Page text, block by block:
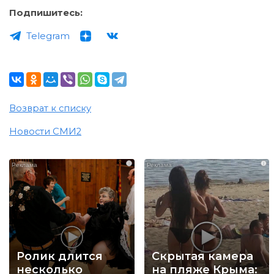
Подпишитесь:
Telegram
Возврат к списку
Новости СМИ2
i
Ролик длится
несколько
i
Скрытая камера
на пляже Крыма: